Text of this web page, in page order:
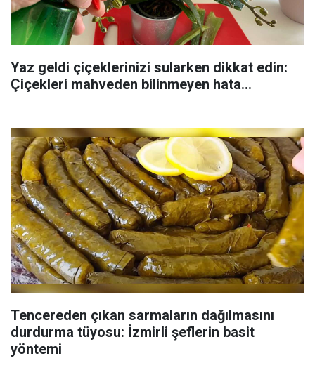
Yaz geldi çiçeklerinizi sularken dikkat edin:
Çiçekleri mahveden bilinmeyen hata...
Tencereden çıkan sarmaların dağılmasını
durdurma tüyosu: İzmirli şeflerin basit
yöntemi